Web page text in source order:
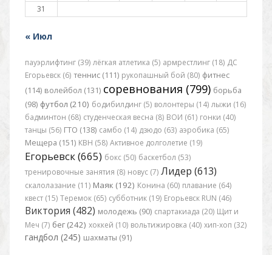
31
« Июл
пауэрлифтинг (39) лёгкая атлетика (5) армрестлинг (18) ДС
Егорьевск (6) теннис (111) рукопашный бой (80) фитнес
(114) волейбол (131) соревнования (799) борьба
(98) футбол (210) бодибилдинг (5) волонтеры (14) лыжи (16)
бадминтон (68) студенческая весна (8) ВОИ (61) гонки (40)
танцы (56) ГТО (138) самбо (14) дзюдо (63) аэробика (65)
Мещера (151) КВН (58) Активное долголетие (19)
Егорьевск (665) бокс (50) баскетбол (53)
тренировочные занятия (8) новус (7) Лидер (613)
скалолазание (11) Маяк (192) Конина (60) плавание (64)
квест (15) Теремок (65) субботник (19) Егорьевск RUN (46)
Виктория (482) молодежь (90) спартакиада (20) Щит и
Меч (7) бег (242) хоккей (10) вольтижировка (40) хип-хоп (32)
гандбол (245) шахматы (91)